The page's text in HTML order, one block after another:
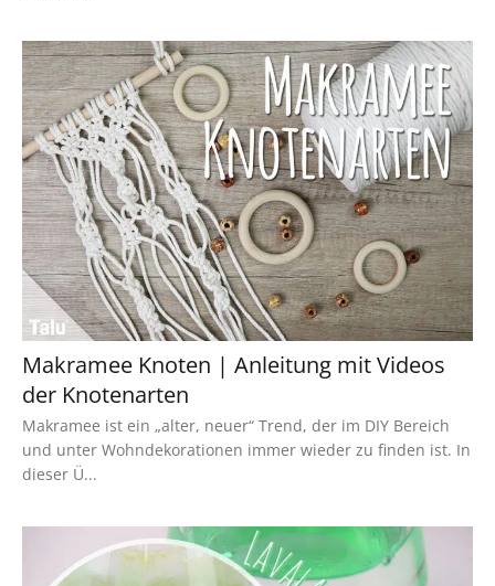
Makramee Knoten | Anleitung mit Videos
der Knotenarten
Makramee ist ein „alter, neuer“ Trend, der im DIY Bereich
und unter Wohndekorationen immer wieder zu finden ist. In
dieser Ü...